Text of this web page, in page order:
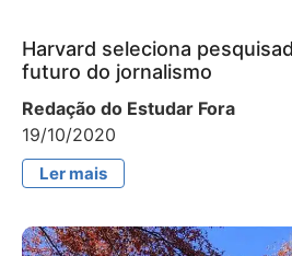
Harvard seleciona
futuro do jornalismo
Redação do Estudar Fora
19/10/2020
Ler mais